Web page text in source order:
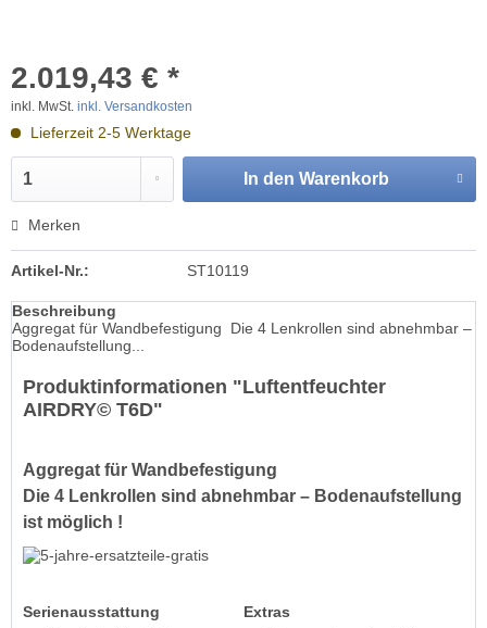
2.019,43 € *
inkl. MwSt. inkl. Versandkosten
Lieferzeit 2-5 Werktage
In den Warenkorb
Merken
Artikel-Nr.: ST10119
Beschreibung
Aggregat für Wandbefestigung Die 4 Lenkrollen sind abnehmbar –
Bodenaufstellung...
Produktinformationen "Luftentfeuchter
AIRDRY© T6D"
Aggregat für Wandbefestigung
Die 4 Lenkrollen sind abnehmbar – Bodenaufstellung
ist möglich !
Serienausstattung
Extras